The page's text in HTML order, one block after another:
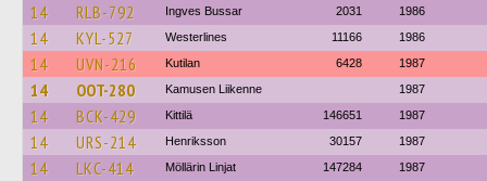
14 RLB-792 Ingves Bussar 2031 1986
14 KYL-527 Westerlines 11166 1986
14 UVN-216 Kutilan 6428 1987
14 OOT-280 Kamusen Liikenne 1987
14 BCK-429 Kittilä 146651 1987
14 URS-214 Henriksson 30157 1987
14 LKC-414 Möllärin Linjat 147284 1987